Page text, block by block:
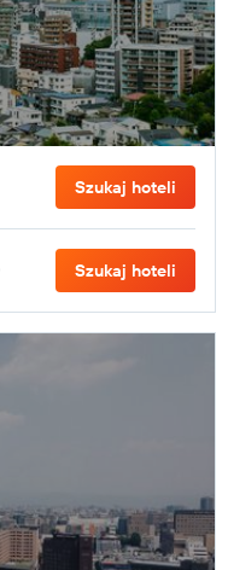
Szukaj hoteli
Szukaj hoteli